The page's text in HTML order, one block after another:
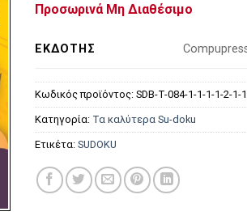
Προσωρινά Μη Διαθέσιμο
ΕΚΔΌΤΗΣ
Κωδικός προϊόντος:SDB-T-084-1-1-1-1-2-1-
Κατηγορία: Τα καλύτερα Su-doku
Ετικέτα:SUDOKU